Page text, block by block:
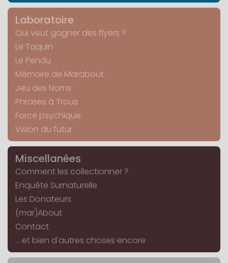
Laboratoire
Qui veut gagner des flyers ?
Le Taquin
Le Pendu
Mémoire de Marabout
Jeu des Noms
Phrases à Trous
Force psychique
Vision du futur
Miscellanées
Comment les collectionner ?
Enquête Surnaturelle
Les Donateurs
(mar)About
Contact
... et bien d'autres choses encore